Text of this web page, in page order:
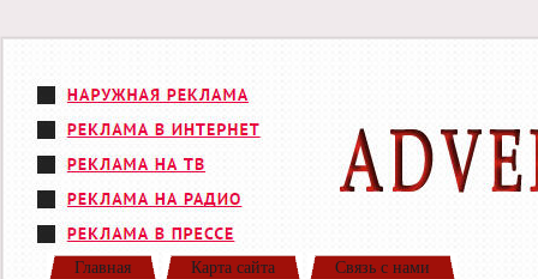
Главная Карта сайта Связь с нами